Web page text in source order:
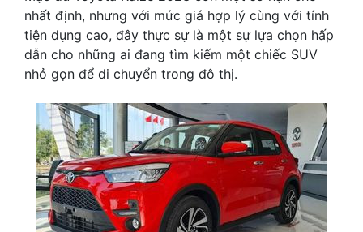
nhất định, nhưng với mức giá hợp lý cùng với tính
tiện dụng cao, đây thực sự là một sự lựa chọn hấp
dẫn cho những ai đang tìm kiếm một chiếc SUV
nhỏ gọn để di chuyển trong đô thị.